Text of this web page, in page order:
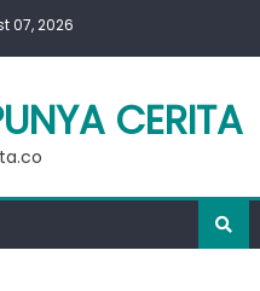
07, 2026
CERITA